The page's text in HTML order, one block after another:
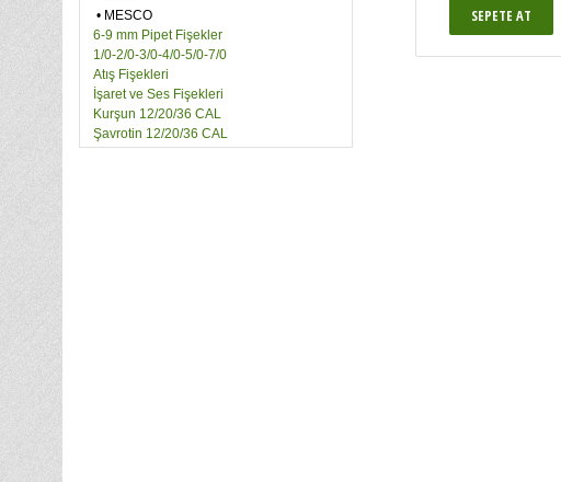
• MESCO
6-9 mm Pipet Fişekler
1/0-2/0-3/0-4/0-5/0-7/0
Atış Fişekleri
İşaret ve Ses Fişekleri
Kurşun 12/20/36 CAL
Şavrotin 12/20/36 CAL